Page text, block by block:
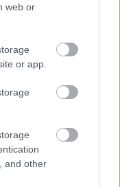
web or
or app.
and other